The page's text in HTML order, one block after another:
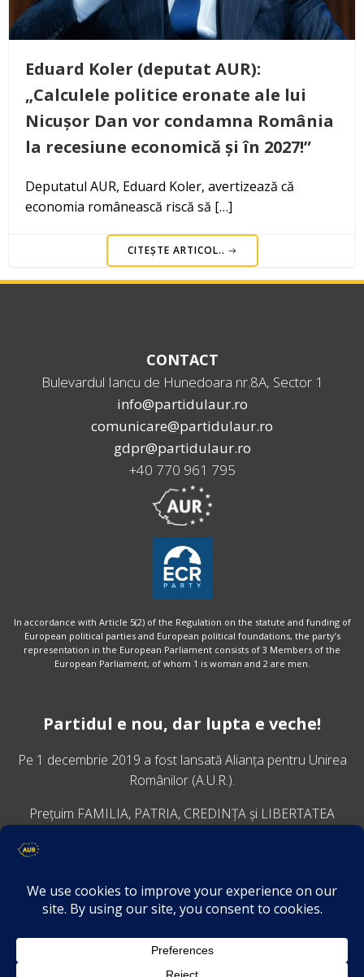
Eduard Koler (deputat AUR):
„Calculele politice eronate ale lui
Nicușor Dan vor condamna România
la recesiune economică și în 2027!”
Deputatul AUR, Eduard Koler, avertizează că
economia românească riscă să […]
CITEȘTE ARTICOL..
CONTACT
Bulevardul Iancu de Hunedoara nr.8A, Sector 1
info@partidulaur.ro
comunicare@partidulaur.ro
gdpr@partidulaur.ro
+40 770 961 795
In accordance with Article 5(2) of the Regulation on the statute and funding of
European political parties and European political foundations, the party’s
representation in the European Parliament consists of 3 Members of the
European Parliament, of whom 1 is woman and 2 are men.
Partidul e nou, dar lupta e veche!
Pe 1 decembrie 2019 a fost lansatăAlianța pentru Unirea
Românilor (A.U.R.).
Prețuim FAMILIA, PATRIA, CREDINȚA și LIBERTATEA
VINO ALĂTURI DE NOI
Descarcă aplicația Platforma AUR
Termeni și condiții de confidențialitate